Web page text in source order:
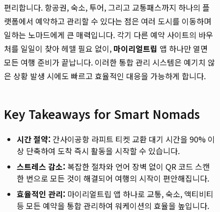
편리합니다. 항공권, 숙소, 투어, 그리고 교통패스까지 하나의 플
랫폼에서 예약하고 관리할 수 있다는 점은 여러 도시를 이동하며
일하는 노마드에게 큰 매력입니다. 각기 다른 예약 사이트의 바우
처를 일일이 찾아 헤맬 필요 없이, 마이리얼트립 앱 하나만 열면
모든 여행 준비가 끝납니다. 이러한 통합 관리 시스템은 예기치 않
은 상황 발생 시에도 빠르고 효율적인 대응을 가능하게 합니다.
Key Takeaways for Smart Nomads
시간 절약: 간사이공항 라피트 티켓 교환 대기 시간을 90% 이
상 단축하여 도착 즉시 활동을 시작할 수 있습니다.
스트레스 감소: 복잡한 절차와 언어 장벽 없이 QR 코드 스캔
한 번으로 모든 것이 해결되어 여행의 시작이 편안해집니다.
효율적인 관리: 마이리얼트립 앱 하나로 교통, 숙소, 액티비티
등 모든 예약을 통합 관리하여 워케이션의 효율을 높입니다.